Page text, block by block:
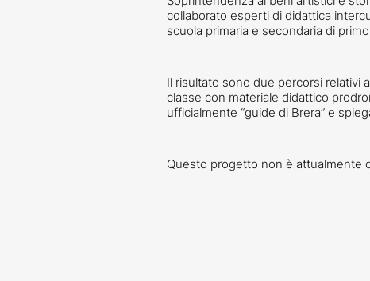
collaborato esperti di didattica
scuola primaria e secondaria di
Il risultato sono due percorsi relativi
classe con materiale didattico
ufficialmente “guide di Brera” e
Questo progetto non è attualmente